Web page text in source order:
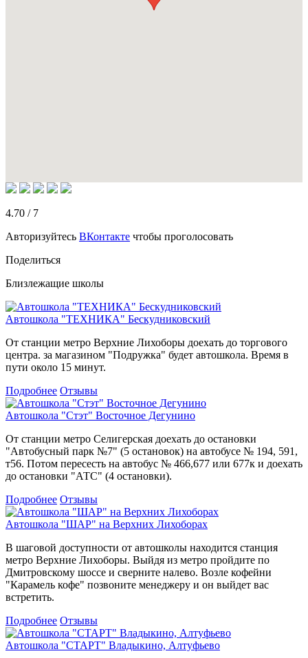
4.70 / 7
Авторизуйтесь ВКонтакте чтобы проголосовать
Поделиться
Близлежащие школы
Автошкола "ТЕХНИКА" Бескудниковский
От станции метро Верхние Лихоборы доехать до торгового
центра. за магазином "Подружка" будет автошкола. Время в
пути около 15 минут.
Подробнее Отзывы
Автошкола "Стэт" Восточное Дегунино
От станции метро Селигерская доехать до остановки
"Автобусный парк №7" (5 остановок) на автобусе № 194, 591,
т56. Потом пересесть на автобус № 466,677 или 677к и доехать
до остановки "АТС" (4 остановки).
Подробнее Отзывы
Автошкола "ШАР" на Верхних Лихоборах
В шаговой доступности от автошколы находится станция
метро Верхние Лихоборы. Выйдя из метро пройдите по
Дмитровскому шоссе и сверните налево. Возле кофейни
"Карамель кофе" позвоните менеджеру и он выйдет вас
встретить.
Подробнее Отзывы
Автошкола "СТАРТ" Владыкино, Алтуфьево